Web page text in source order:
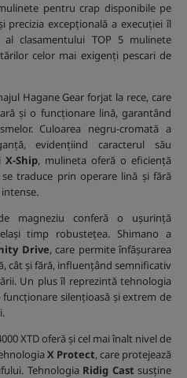
pentru crap disponibile pe
precizia excepțională a execuției îl
clasamentului TOP 5 mulinete
celor mai exigenți pescari de
Hagane Gear forjat la rece, care
și o funcționare lină, garantând
Culoarea negru-cromată a
evidențiind caracterul său
X-Ship, mulineta oferă o eficiență
traduce prin operare lină și fără
magneziu conferă o ușurință
timp robustețea. Shimano a
Drive, care permite înfășurarea
cât și fără, influențând semnificativ
Un plus îl reprezintă tehnologia
funcționare silențioasă și extrem de
XTD oferă și cel mai înalt nivel de
X Protect, care protejează
Tehnologia Ridig Cast susține